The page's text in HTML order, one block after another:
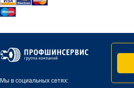
Мы в социальных сетях: